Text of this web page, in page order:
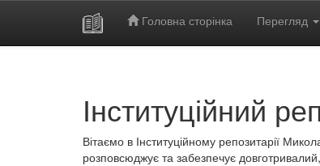
Головна сторінка Перегляд
Інституційний
Вітаємо в Інституційному репозитарії
розповсюджує та забезпечує